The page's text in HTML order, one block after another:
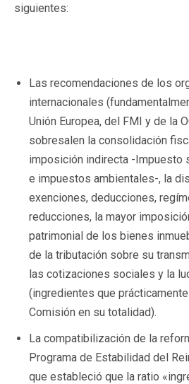
siguientes:
Las recomendaciones de los
internacionales
Unión Europea, del FMI y de la
sobresalen la consolidación
imposición indirecta -Impuesto
e impuestos ambientales-, la
exenciones, deducciones,
reducciones, la mayor
patrimonial de los bienes
de la tributación sobre su
las cotizaciones sociales y la
(ingredientes que
Comisión en su totalidad).
La compatibilización de la
Programa de Estabilidad del
que estableció que la ratio